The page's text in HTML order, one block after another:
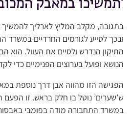
‘תמשיכו במאבק
בתגובה, מקלב המליץ לארליך
ובכך לסייע לגורמים החרדיים במשרד
התיקון הנדרש ולסיים את העוול. הוא
הנושא ופועל בערוצים הפנימיים כדי
הפגישה הזו מהווה אבן דרך נוספת
ש’שערים’ נוטל בו חלק בראש. זו הפעם
במשרד התחבורה מודה בפומבי